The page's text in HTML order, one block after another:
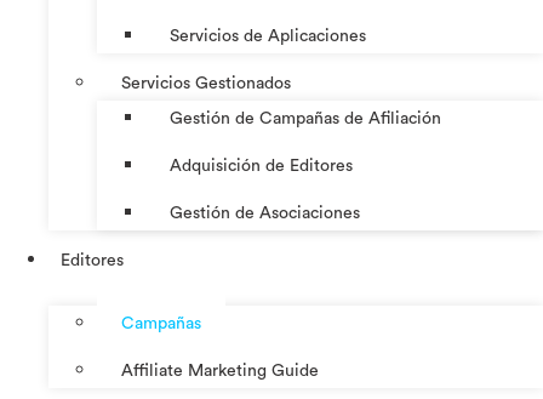
Servicios de Aplicaciones
Servicios Gestionados
Gestión de Campañas de Afiliación
Adquisición de Editores
Gestión de Asociaciones
Editores
Campañas
Affiliate Marketing Guide